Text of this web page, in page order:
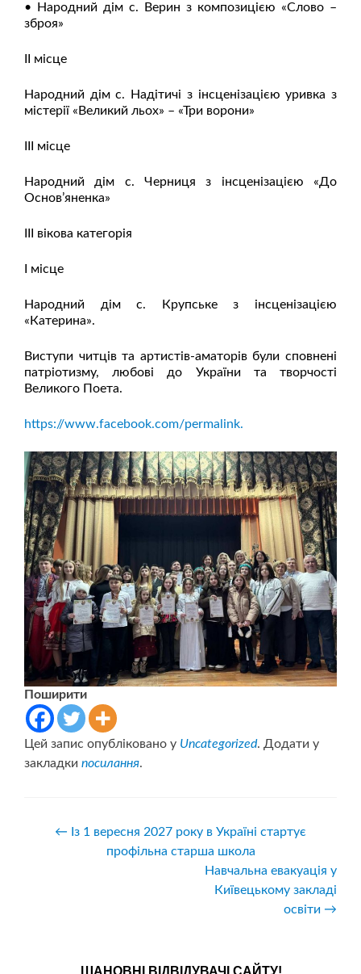
• Народний дім с. Верин з композицією «Слово –
зброя»
ІІ місце
Народний дім с. Надітичі з інсценізацією уривка з
містерії «Великий льох» – «Три ворони»
ІІІ місце
Народний дім с. Черниця з інсценізацією «До
Основ’яненка»
ІІІ вікова категорія
І місце
Народний дім с. Крупське з інсценізацією
«Катерина».
Виступи читців та артистів-аматорів були сповнені
патріотизму, любові до України та творчості
Великого Поета.
https://www.facebook.com/permalink.
Поширити
Цей запис опубліковано у Uncategorized. Додати у
закладки посилання.
Навігація
записів
← Із 1 вересня 2027 року в Україні стартує
профільна старша школа
Навчальна евакуація у
Київецькому закладі
освіти →
ШАНОВНІ ВІДВІДУВАЧІ САЙТУ!